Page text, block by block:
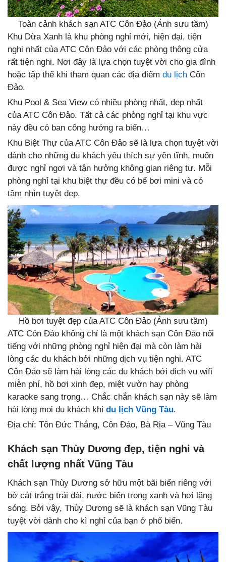
Toàn cảnh khách sạn ATC Côn Đảo (Ảnh sưu tầm)
Khu Dừa Xanh là khu phòng nghỉ mới, hiện đại, tiện
nghi nhất của ATC Côn Đảo với các phòng thông cửa
rất tiện nghi. Nơi đây là lựa chọn tuyệt vời cho gia đình
hoặc tập thể khi tham quan các địa điểm du lịch Côn
Đảo.
Khu Pool & Sea View có nhiều phòng nhất, đẹp nhất
của ATC Côn Đảo. Tất cả các phòng nghỉ tại khu vực
này đều có ban công hướng ra biển…
Khu Biệt Thự của ATC Côn Đảo sẽ là lựa chọn tuyệt vời
dành cho những du khách yêu thích sự yên tĩnh, muốn
được nghỉ ngơi và tận hưởng không gian riêng tư. Mỗi
phòng nghỉ tại khu biệt thự đều có bể bơi mini và có
tầm nhìn tuyệt đẹp.
Hồ bơi tuyệt đẹp của ATC Côn Đảo (Ảnh sưu tầm)
ATC Côn Đảo không chỉ là một khách sạn Côn Đảo nổi
tiếng với những phòng nghỉ hiện đại mà còn làm hài
lòng các du khách bởi những dịch vụ tiện nghi. ATC
Côn Đảo sẽ làm hài lòng các du khách bởi dịch vụ wifi
miễn phí, hồ bơi xinh đẹp, miệt vườn hay phòng
karaoke sang trọng… Chắc chắn khách sạn này sẽ làm
hài lòng mọi du khách khi du lịch Vũng Tàu.
Địa chỉ: Tôn Đức Thắng, Côn Đảo, Bà Rịa – Vũng Tàu
Khách sạn Thùy Dương đẹp, tiện nghi và
chất lượng nhất Vũng Tàu
Khách sạn Thùy Dương sở hữu một bãi biển riêng với
bờ cát trắng trải dài, nước biển trong xanh và hơi lặng
sóng. Bởi vậy, Thùy Dương sẽ là khách sạn Vũng Tàu
tuyệt vời dành cho kì nghỉ của bạn ở phố biển.